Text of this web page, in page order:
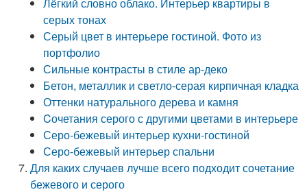
серых тонах
Серый цвет в интерьере гостиной. Фото из
портфолио
Сильные контрасты в стиле ар-деко
Бетон, металлик и светло-серая кирпичная кладка
Оттенки натурального дерева и камня
Cочетания серого с другими цветами в интерьере
Серо-бежевый интерьер кухни-гостиной
Серо-бежевый интерьер спальни
Для каких случаев лучше всего подходит сочетание
бежевого и серого